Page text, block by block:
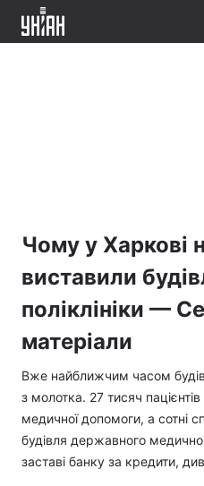
Чому у Харкові
виставили
поліклініки —
матеріали
Вже найближчим часом
з молотка. 27 тисяч
медичної допомоги, а сотні
будівля державного
заставі банку за кредити,